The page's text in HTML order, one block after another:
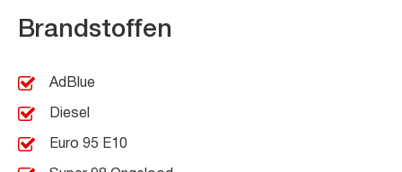
Brandstoffen
AdBlue
Diesel
Euro 95 E10